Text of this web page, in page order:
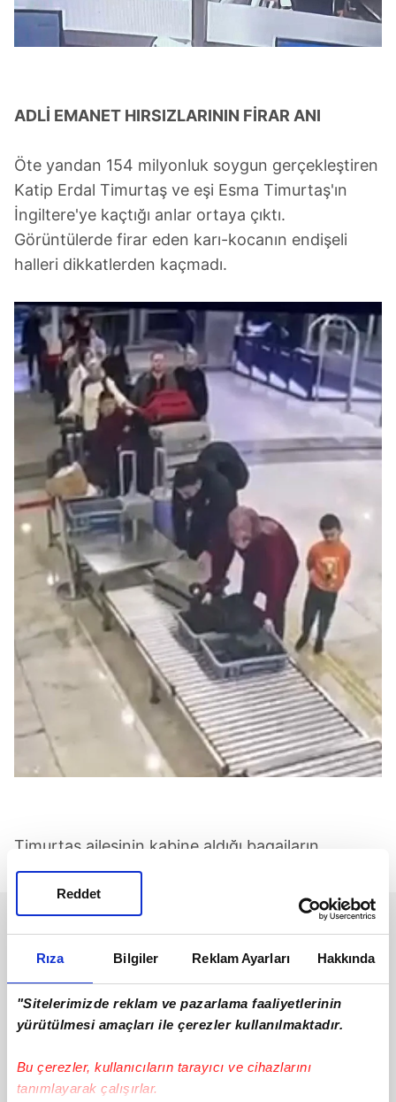
Rıza Bilgiler Reklam Ayarları Hakkında
"Sitelerimizde reklam ve pazarlama faaliyetlerinin
yürütülmesi amaçları ile çerezler kullanılmaktadır.
Bu çerezler, kullanıcıların tarayıcı ve cihazlarını
tanımlayarak çalışırlar.
Reddet
ADLİ EMANET HIRSIZLARININ FİRAR ANI
Öte yandan 154 milyonluk soygun gerçekleştiren
Katip Erdal Timurtaş ve eşi Esma Timurtaş'ın
İngiltere'ye kaçtığı anlar ortaya çıktı.
Görüntülerde firar eden karı-kocanın endişeli
halleri dikkatlerden kaçmadı.
Timurtaş ailesinin kabine aldığı bagajların
büyüklüğü de kameralara yansıdı.